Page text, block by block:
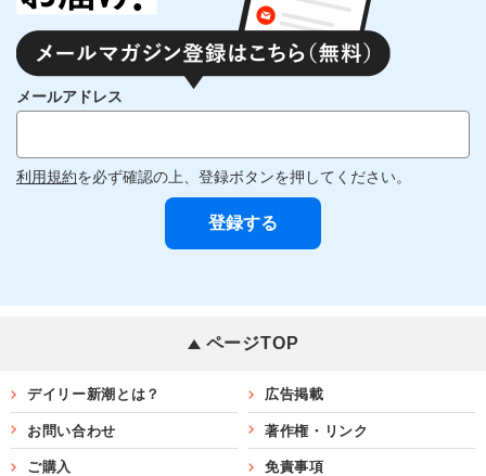
メールアドレス
利用規約を必ず確認の上、登録ボタンを押してください。
ページTOP
デイリー新潮とは？ 広告掲載
お問い合わせ 著作権・リンク
ご購入 免責事項